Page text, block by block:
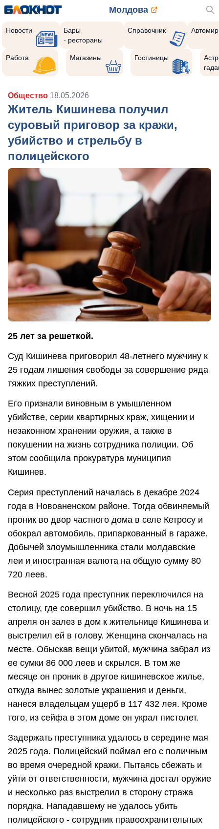
Молдова
Новости
Бары
- рестораны
Справочник Автомир
Работа Магазины Гостиницы
Общество 18.05.2026
Житель Кишинева получил
суровый приговор за кражи,
убийство и стрельбу в
полицейского
25 лет за решеткой.
Суд Кишинева приговорил 48-летнего мужчину к
25 годам лишения свободы за совершение ряда
тяжких преступлений.
Его признали виновным в умышленном
убийстве, серии квартирных краж, хищении и
незаконном хранении оружия, а также в
покушении на жизнь сотрудника полиции. Об
этом сообщила прокуратура муниципия
Кишинев.
Серия преступлений началась в декабре 2024
года в Новоаненском районе. Тогда обвиняемый
проник во двор частного дома в селе Кетросу и
обокрал автомобиль, припаркованный в гараже.
Добычей злоумышленника стали молдавские
леи и иностранная валюта на общую сумму 80
720 леев.
Весной 2025 года преступник переключился на
столицу, где совершил убийство. В ночь на 15
апреля он залез в дом к жительнице Кишинева и
выстрелил ей в голову. Женщина скончалась на
месте. Обыскав вещи убитой, мужчина забрал из
ее сумки 86 000 леев и скрылся. В том же
месяце он проник в другое кишиневское жилье,
откуда вынес золотые украшения и деньги,
нанеся владельцам ущерб в 117 432 лея. Кроме
того, из сейфа в этом доме он украл пистолет.
Задержать преступника удалось в середине мая
2025 года. Полицейский поймал его с поличным
во время очередной кражи. Пытаясь сбежать и
уйти от ответственности, мужчина достал оружие
и несколько раз выстрелил в сторону стража
порядка. Нападавшему не удалось убить
полицейского - сотрудник правоохранительных